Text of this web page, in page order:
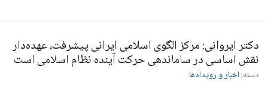
دکتر ایروانی: مرکز الگوی اسلامی ایرانی پیشرفت، عهده‌دار
نقش اساسی در ساماندهی حرکت آینده نظام اسلامی است
دسته:اخبار و رویدادها